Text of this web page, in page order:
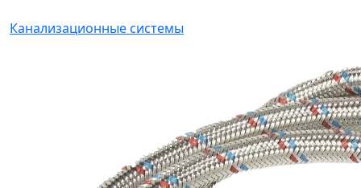
Канализационные системы